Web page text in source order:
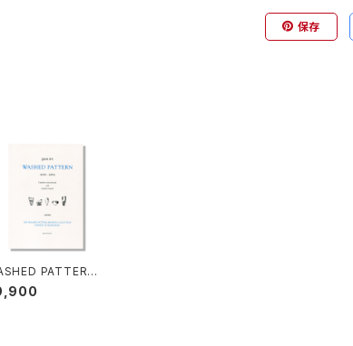
保存
PATTERN
2019